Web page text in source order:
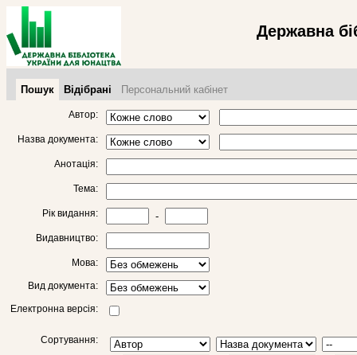
Державна
Пошук Відібрані Персональний кабінет
Автор:
Назва документа:
Анотація:
Тема:
Рік видання: -
Видавництво:
Мова:
Вид документа:
Електронна версія:
Сортування: